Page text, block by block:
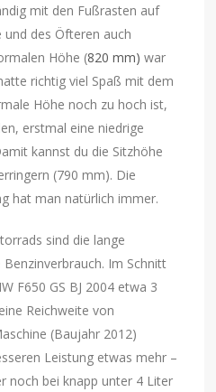
mit den Fußrasten auf
des Öfteren auch
Höhe (820 mm)war
richtig viel Spaß mit dem
Höhe noch zu hoch ist,
erstmal eine niedrige
kannst du die Sitzhöhe
(790 mm). Die
hat man natürlich immer.
sind die lange
Im Schnitt
F650 GS BJ 2004 etwa 3
Reichweite von
(Baujahr 2012)
Leistung etwas mehr –
noch bei knapp unter 4 Liter